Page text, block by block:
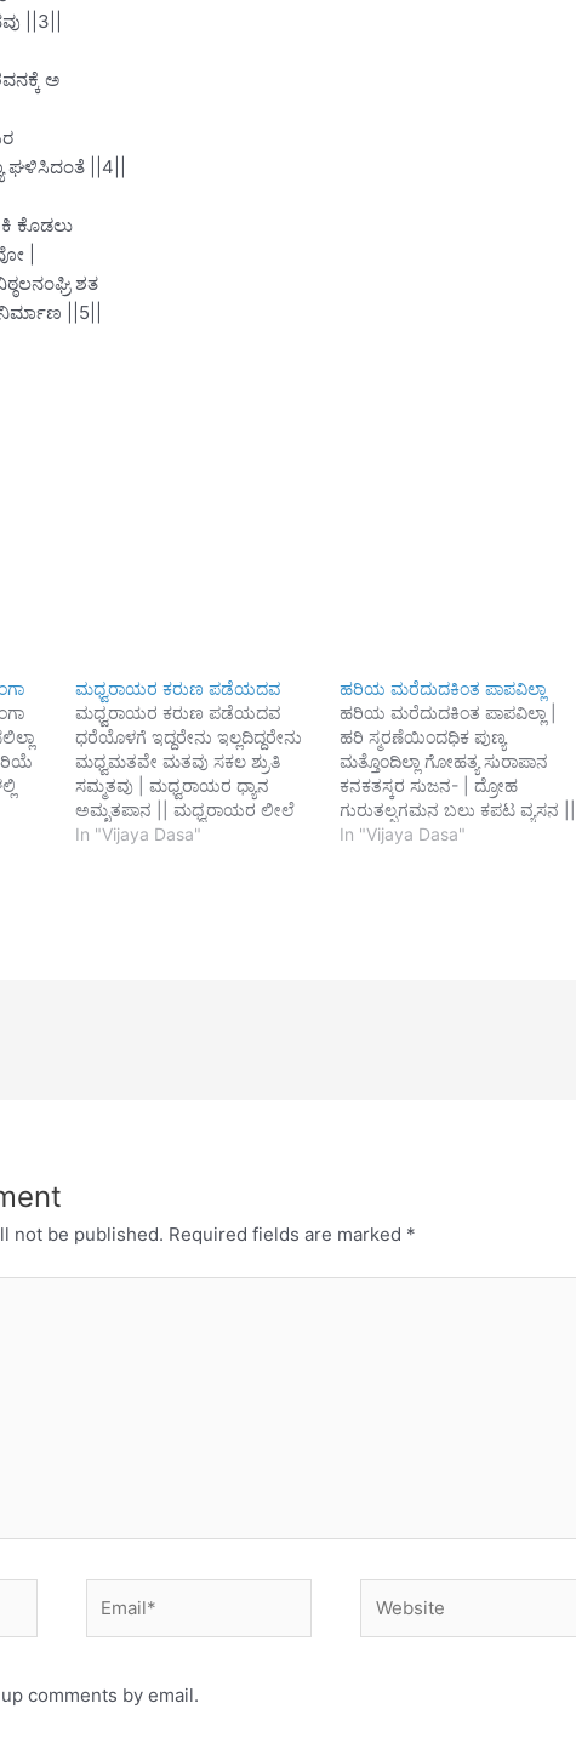
||3||
ಅ
ಘಳಿಸಿದಂತೆ ||4||
ಕೊಡಲು
|
ಶತ
||5||
ಮಧ್ವರಾಯರ ಕರುಣ ಪಡೆಯದವ
ಮಧ್ವರಾಯರ ಕರುಣ ಪಡೆಯದವ
ಧರೆಯೊಳಗೆ ಇದ್ದರೇನು ಇಲ್ಲದಿದ್ದರೇನು
ಮಧ್ವಮತವೇ ಮತವು ಸಕಲ ಶ್ರುತಿ
ಸಮ್ಮತವು | ಮಧ್ವರಾಯರ ಧ್ಯಾನ
ಅಮೃತಪಾನ || ಮಧ್ವರಾಯರ ಲೀಲೆ
ನವರತುನದಾ ಮಾಲೆ | ಮಧ್ವೇಶನಾ
In "Vijaya Dasa"
ಹರಿಯ ಮರೆದುದಕಿಂತ ಪಾಪವಿಲ್ಲಾ
ಹರಿಯ ಮರೆದುದಕಿಂತ ಪಾಪವಿಲ್ಲಾ |
ಹರಿ ಸ್ಮರಣೆಯಿಂದಧಿಕ ಪುಣ್ಯ
ಮತ್ತೊಂದಿಲ್ಲಾ ಗೋಹತ್ಯ ಸುರಾಪಾನ
ಕನಕತಸ್ಕರ ಸುಜನ- | ದ್ರೋಹ
ಗುರುತಲ್ಪಗಮನ ಬಲು ಕಪಟ ವ್ಯಸನ ||
ಬಾಹಿರವಾಗ್ ದ್ವೇಷ ಪರದಾರಗಮನ ವಿ-
In "Vijaya Dasa"
not be published. Required fields are marked *
comments by email.